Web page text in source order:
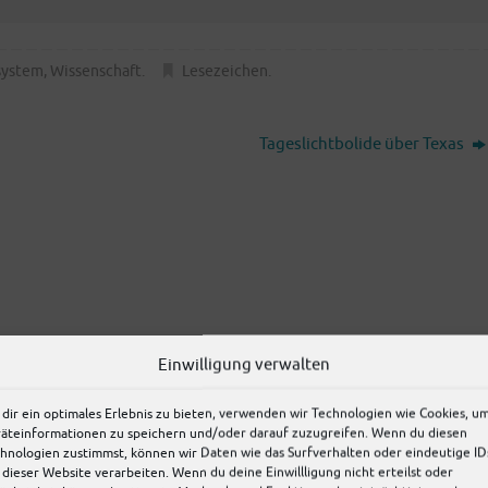
Einwilligung verwalten
dir ein optimales Erlebnis zu bieten, verwenden wir Technologien wie Cookies,
zu speichern und/oder darauf zuzugreifen. Wenn du diesen
zustimmst, können wir Daten wie das Surfverhalten oder eindeutige
Website verarbeiten. Wenn du deine Einwillligung nicht erteilst oder
, Wissenschaft. Lesezeichen.
Tageslichtbolide über Texas
nach­schau­en, bevor sich über einen angeb­lich gefähr­li­chen Aste­
eine ver­schwin­dend gerin­ge Impakt­wahr­schein­lich­keit – und
getilgt wor­den. Bei­de ver­link­ten Arti­kel waren bei